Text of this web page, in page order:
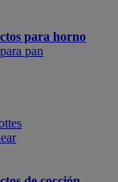
para horno
pan